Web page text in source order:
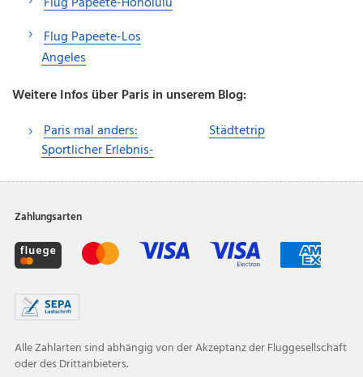
Flug Papeete-Los
Angeles
Weitere Infos über Paris in unserem Blog:
Paris mal anders:
Sportlicher Erlebnis-
Städtetrip